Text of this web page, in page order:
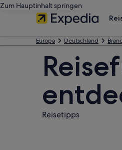
Zum Hauptinhalt springen
Europa Deutschland
Reisetipps